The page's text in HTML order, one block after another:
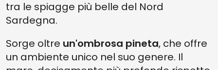
tra le spiagge più belle del Nord
Sardegna.
Sorge oltre un'ombrosa pineta, che offre
un ambiente unico nel suo genere. Il